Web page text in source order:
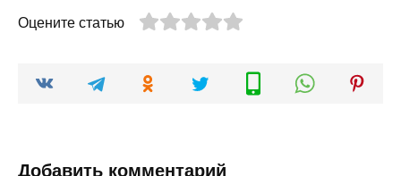
Оцените статью
Добавить комментарий